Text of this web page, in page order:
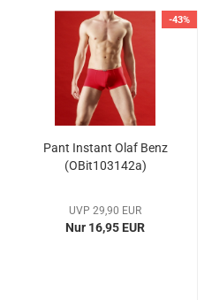
-43%
Pant Instant Olaf Benz
(OBit103142a)
UVP 29,90 EUR
Nur 16,95 EUR